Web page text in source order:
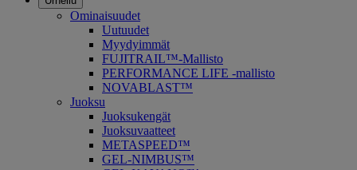
Ominaisuudet
Uutuudet
Myydyimmät
FUJITRAIL™-Mallisto
PERFORMANCE LIFE -mallisto
NOVABLAST™
Juoksu
Juoksukengät
Juoksuvaatteet
METASPEED™
GEL-NIMBUS™